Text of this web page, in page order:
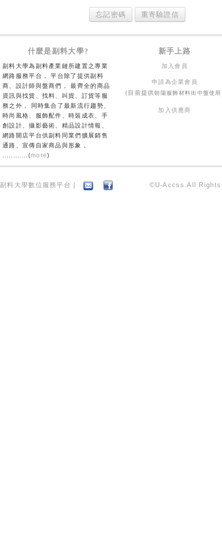
忘記密碼 重寄驗證信
什麼是副料大學? 新手上路
副料大學為副料產業鏈所建置之專業
網路服務平台， 平台除了提供副料
商、設計師與盤商們， 最齊全的商品
資訊與找貨、找料、叫貨、訂貨等服
務之外， 同時集合了最新流行趨勢、
時尚風格、服飾配件、時裝成衣、手
創設計、攝影藝術、精品設計情報、
網路開店平台供副料同業們擴展銷售
通路、宣傳自家商品與形象，
............(more)
加入會員
申請為企業會員
(目前提供朝陽服飾材料街中盤使用
加入供應商
副料大學數位服務平台 | ©U-Accss.All Rights